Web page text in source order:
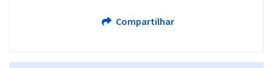
Compartilhar